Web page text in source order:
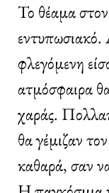
Το θέαμα
φλεγόμενη
ατμόσφαιρα
χαράς.
θα γέμιζαν
καθαρά, σαν